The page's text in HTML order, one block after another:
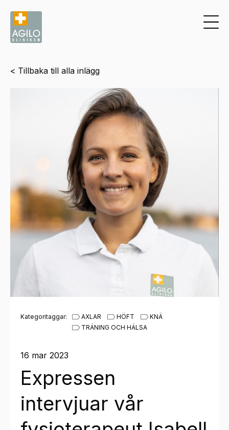
< Tillbaka till alla inlägg
Kategoritaggar: AXLAR HÖFT
KNÄ
TRÄNING OCH HÄLSA
16 mar 2023
Expressen
intervjuar vår